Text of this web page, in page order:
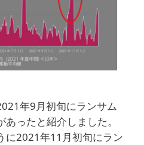
年9月初旬にランサム
ったと紹介しました。
に2021年11月初旬にラン